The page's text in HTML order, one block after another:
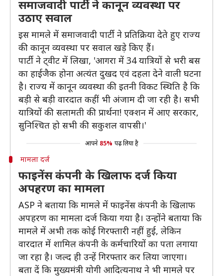
समाजवादी पार्टी ने कानून व्यवस्था पर
उठाए सवाल
इस मामले में समाजवादी पार्टी ने प्रतिक्रिया देते हुए राज्य
की कानून व्यवस्था पर सवाल खड़े किए हैं।
पार्टी ने ट्वीट में लिखा, 'आगरा में 34 यात्रियों से भरी बस
का हाईजैक होना अत्यंत दुखद एवं दहला देने वाली घटना
है। राज्य में कानून व्यवस्था की इतनी विकट स्थिति है कि
बड़ी से बड़ी वारदात कहीं भी अंजाम दी जा रही है। सभी
यात्रियों की सलामती की प्रार्थना! एक्शन में आए सरकार,
सुनिश्चित हो सभी की सकुशल वापसी।'
आपने 85% पढ़ लिया है
मामला दर्ज
फाइनेंस कंपनी के खिलाफ दर्ज किया
अपहरण का मामला
ASP ने बताया कि मामले में फाइनेंस कंपनी के खिलाफ
अपहरण का मामला दर्ज किया गया है। उन्होंने बताया कि
मामले में अभी तक कोई गिरफ्तारी नहीं हुई, लेकिन
वारदात में शामिल कंपनी के कर्मचारियों का पता लगाया
जा रहा है। जल्द ही उन्हें गिरफ्तार कर लिया जाएगा।
बता दें कि मुख्यमंत्री योगी आदित्यनाथ ने भी मामले पर